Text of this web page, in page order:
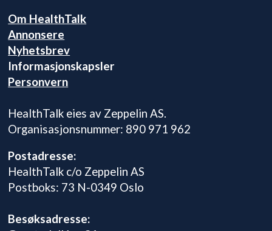
Om HealthTalk
Annonsere
Nyhetsbrev
Informasjonskapsler
Personvern
HealthTalk eies av Zeppelin AS.
Organisasjonsnummer: 890 971 962
Postadresse:
HealthTalk c/o Zeppelin AS
Postboks: 73 N-0349 Oslo
Besøksadresse: